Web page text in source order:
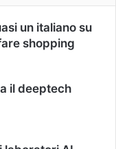
un italiano su
shopping
il deeptech